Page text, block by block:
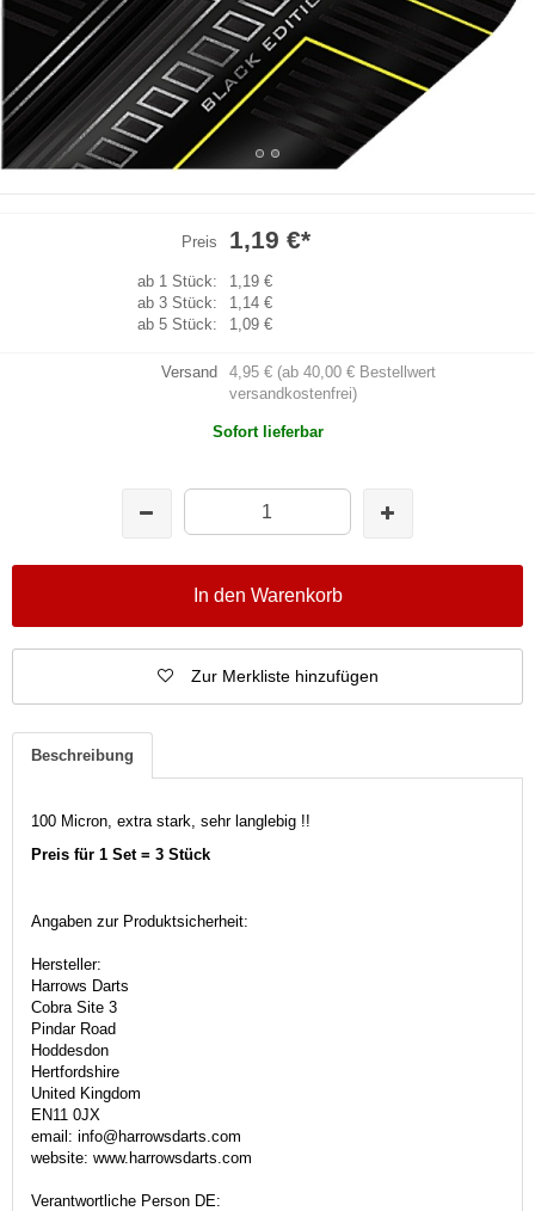
Preis 1,19 €*
ab 1 Stück:
1,19 €
ab 3 Stück:
1,14 €
ab 5 Stück:
1,09 €
Versand
4,95 € (ab 40,00 € Bestellwert
versandkostenfrei)
Sofort lieferbar
In den Warenkorb
Zur Merkliste hinzufügen
Beschreibung
100 Micron, extra stark, sehr langlebig !!
Preis für 1 Set = 3 Stück
Angaben zur Produktsicherheit:
Hersteller:
Harrows Darts
Cobra Site 3
Pindar Road
Hoddesdon
Hertfordshire
United Kingdom
EN11 0JX
email: info@harrowsdarts.com
website: www.harrowsdarts.com
Verantwortliche Person DE: